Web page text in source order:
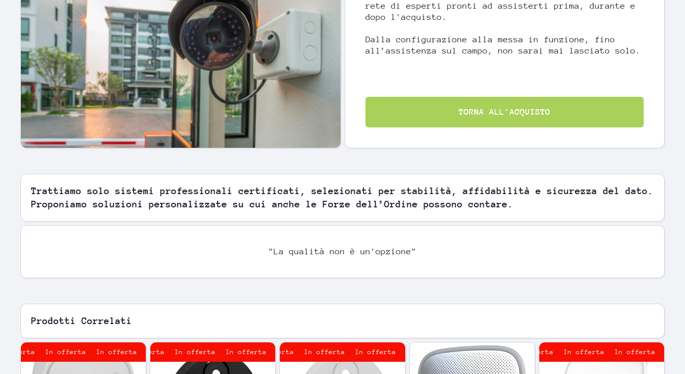
rete di esperti pronti ad assisterti prima, durante e
dopo l'acquisto.
Dalla configurazione alla messa in funzione, fino
all’assistenza sul campo, non sarai mai lasciato solo.
TORNA ALL'ACQUISTO
Trattiamo solo sistemi professionali certificati, selezionati per stabilità, affidabilità e sicurezza del dato.
Proponiamo soluzioni personalizzate su cui anche le Forze dell’Ordine possono contare.
"La qualità non è un'opzione"
Prodotti Correlati
In offerta In offerta In offerta
In offerta In offerta In offerta In offerta
In offerta In offerta In offerta In offerta In offerta In offerta In offerta In